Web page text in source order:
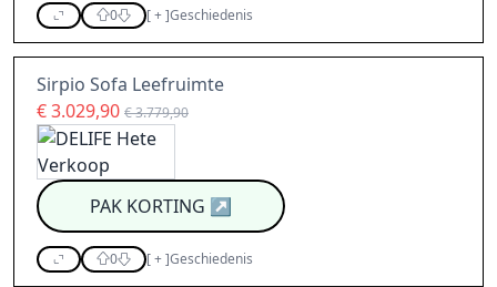
0 [+]Geschiedenis
Sirpio Sofa Leefruimte
€ 3.029,90 € 3.779,90
PAK KORTING ↗
0 [+]Geschiedenis